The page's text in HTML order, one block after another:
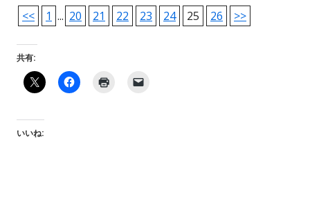
<< 1 ... 20 21 22 23 24 25 26 >>
共有:
いいね: